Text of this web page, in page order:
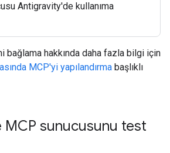
Antigravity'de kullanıma
bağlama hakkında daha fazla bilgi için
MCP'yi yapılandırma başlıklı
MCP sunucusunu test